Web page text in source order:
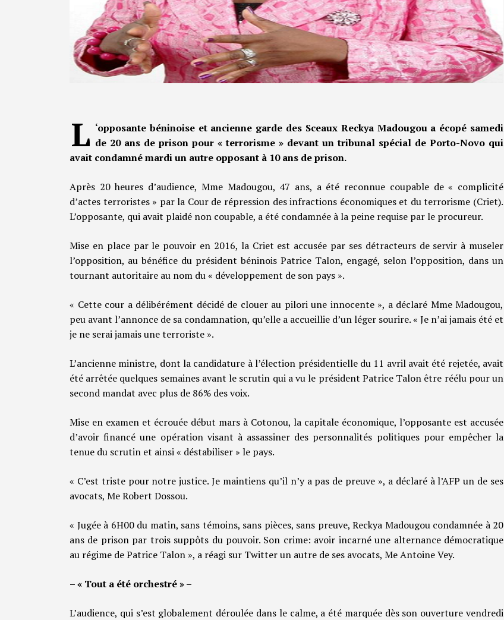
L ‘opposante béninoise et ancienne garde des Sceaux Reckya Madougou a écopé samedi
de 20 ans de prison pour « terrorisme » devant un tribunal spécial de Porto-Novo qui
avait condamné mardi un autre opposant à 10 ans de prison.
Après 20 heures d’audience, Mme Madougou, 47 ans, a été reconnue coupable de « complicité
d’actes terroristes » par la Cour de répression des infractions économiques et du terrorisme (Criet).
L’opposante, qui avait plaidé non coupable, a été condamnée à la peine requise par le procureur.
Mise en place par le pouvoir en 2016, la Criet est accusée par ses détracteurs de servir à museler
l’opposition, au bénéfice du président béninois Patrice Talon, engagé, selon l’opposition, dans un
tournant autoritaire au nom du « développement de son pays ».
« Cette cour a délibérément décidé de clouer au pilori une innocente », a déclaré Mme Madougou,
peu avant l’annonce de sa condamnation, qu’elle a accueillie d’un léger sourire. « Je n’ai jamais été et
je ne serai jamais une terroriste ».
L’ancienne ministre, dont la candidature à l’élection présidentielle du 11 avril avait été rejetée, avait
été arrêtée quelques semaines avant le scrutin qui a vu le président Patrice Talon être réélu pour un
second mandat avec plus de 86% des voix.
Mise en examen et écrouée début mars à Cotonou, la capitale économique, l’opposante est accusée
d’avoir financé une opération visant à assassiner des personnalités politiques pour empêcher la
tenue du scrutin et ainsi « déstabiliser » le pays.
« C’est triste pour notre justice. Je maintiens qu’il n’y a pas de preuve », a déclaré à l’AFP un de ses
avocats, Me Robert Dossou.
« Jugée à 6H00 du matin, sans témoins, sans pièces, sans preuve, Reckya Madougou condamnée à 20
ans de prison par trois suppôts du pouvoir. Son crime: avoir incarné une alternance démocratique
au régime de Patrice Talon », a réagi sur Twitter un autre de ses avocats, Me Antoine Vey.
– « Tout a été orchestré » –
L’audience, qui s’est globalement déroulée dans le calme, a été marquée dès son ouverture vendredi